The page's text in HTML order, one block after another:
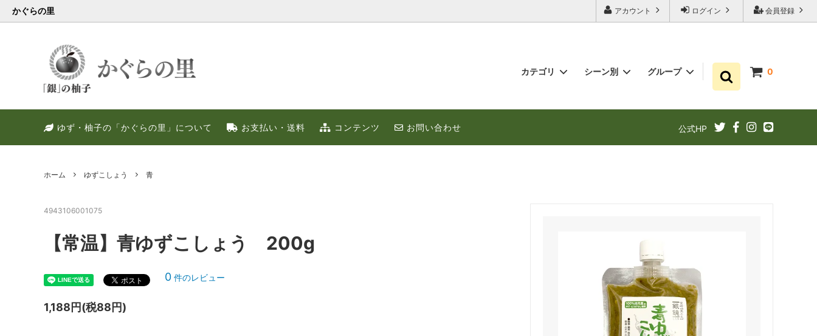
かぐらの里 会員登録
ログイン
アカウント
0
カテゴリ シーン別 グループ
ゆず・柚子の「かぐらの里」について お支払い・送料 コンテンツ お問い合わせ 公式HP
ホーム ゆずこしょう 青
4943106001075
【常温】青ゆずこしょう 200g
0 件のレビュー
1,188円(税88円)